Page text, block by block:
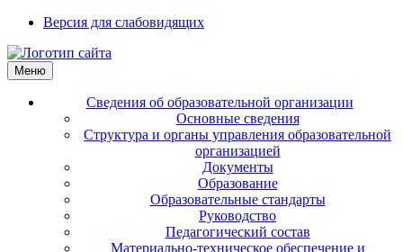
Версия для слабовидящих
Меню
Сведения об образовательной организации
Основные сведения
Структура и органы управления образовательной
организацией
Документы
Образование
Образовательные стандарты
Руководство
Педагогический состав
Материально-техническое обеспечение и